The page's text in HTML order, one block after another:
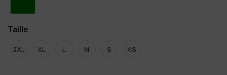
Taille
2XL XL L M S XS